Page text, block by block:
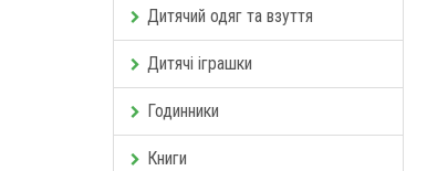
Дитячий одяг та взуття
Дитячі іграшки
Годинники
Книги